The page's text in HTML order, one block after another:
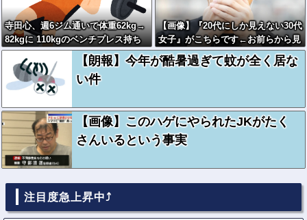
寺田心、週6ジム通いで体重62kg→
82kgに 110kgのベンチプレス持ち
上げる姿披露
【画像】『20代にしか見えない30代
女子』がこちらです←お前らから見
てどう？？？？？？？
【朗報】今年が酷暑過ぎて蚊が全く居な
い件
【画像】このハゲにやられたJKがたく
さんいるという事実
注目度急上昇中⤴